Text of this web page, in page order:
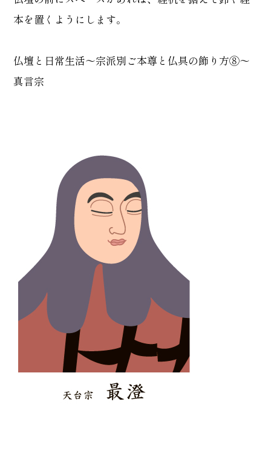
本を置くようにします。
仏壇と日常生活～宗派別ご本尊と仏具の飾り方⑧～
真言宗